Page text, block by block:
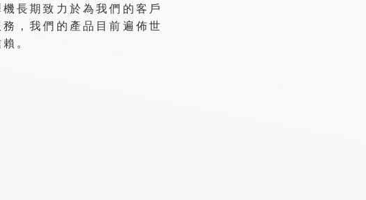
長期致力於為我們的客戶
，我們的產品目前遍佈世
。